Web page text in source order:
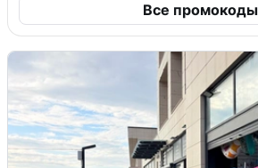
Все промокоды